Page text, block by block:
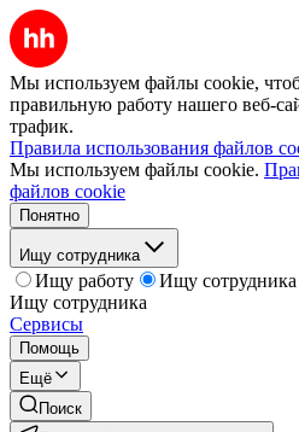
Мы используем файлы cookie,
правильную работу нашего веб-
трафик.
Правила использования файлов
Мы используем файлы cookie.
файлов cookie
Понятно
Ищу сотрудника
Ищу работу
Ищу сотрудника
Ищу сотрудника
Сервисы
Помощь
Ещё
Поиск